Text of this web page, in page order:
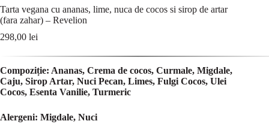
Tarta vegana cu ananas, lime, nuca de cocos si sirop de artar
(fara zahar) – Revelion
298,00 lei
Compoziție: Ananas, Crema de cocos, Curmale, Migdale,
Caju, Sirop Artar, Nuci Pecan, Limes, Fulgi Cocos, Ulei
Cocos, Esenta Vanilie, Turmeric
Alergeni: Migdale, Nuci